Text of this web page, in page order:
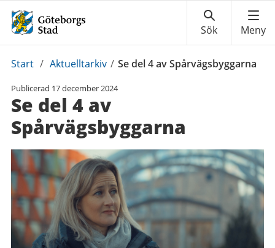
Du
här:
Start / Aktuelltarkiv / Se del 4 av Spårvägsbyggarna
Publicerad 17 december 2024
Se del 4 av
Spårvägsbyggarna